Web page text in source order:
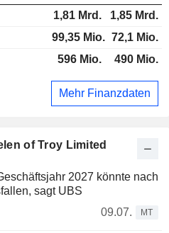
of Troy Limited
2027 könnte nach
sagt UBS
09.07.
MT
1,81 Mrd.
1,85 Mrd.
99,35 Mio. 72,1 Mio.
596 Mio. 490 Mio.
Mehr Finanzdaten